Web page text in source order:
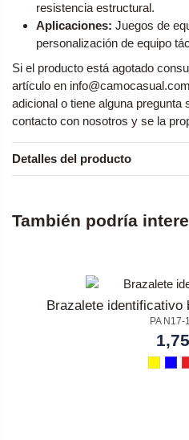
resistencia estructural.
Aplicaciones: Juegos de
personalización de equipo
Si el producto está agotado
artículo en
adicional o tiene alguna
contacto con nosotros y se la
Detalles del producto
También podría
Brazalete identificativo
PA N17-